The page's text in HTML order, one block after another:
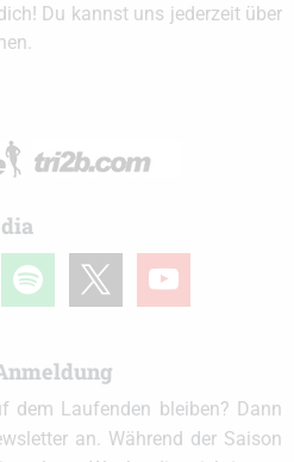
Du kannst uns jederzeit über
spotify youtube
dem Laufenden bleiben? Dann
an. Während der Saison